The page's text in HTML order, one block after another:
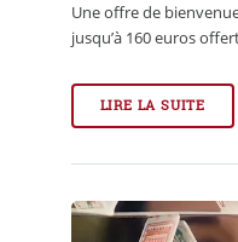
Une offre de
jusqu’à 160 euros
LIRE LA SUITE